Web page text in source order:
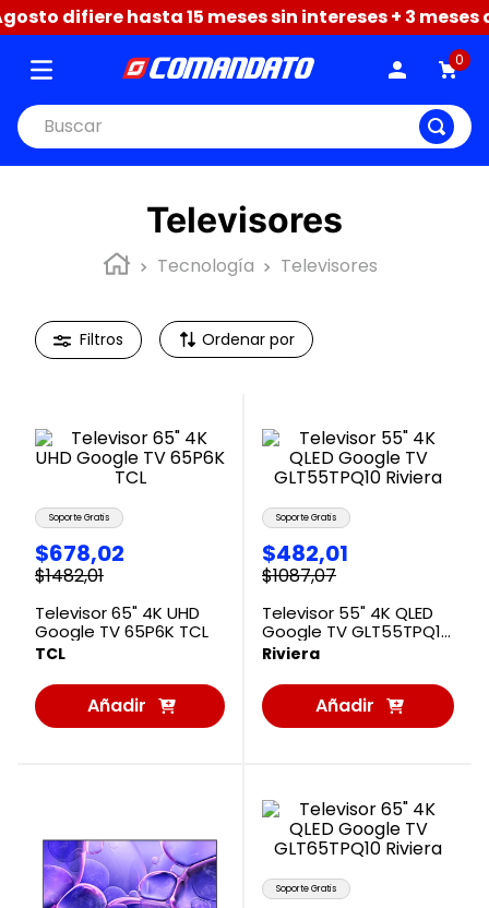
difiere hasta 15 meses sin intereses + 3 meses
0
Buscar
Televisores
Tecnología Televisores
Ordenar por
Soporte Gratis
$678,02
$1482,01
Televisor 65" 4K UHD
Google TV 65P6K TCL
TCL
Añadir
al
Soporte Gratis
$482,01
$1087,07
Televisor 55" 4K QLED
Google TV GLT55TPQ10
Riviera
Riviera
Añadir
al
Soporte Gratis